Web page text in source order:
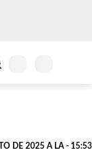
DE 2025 A LA - 15:53